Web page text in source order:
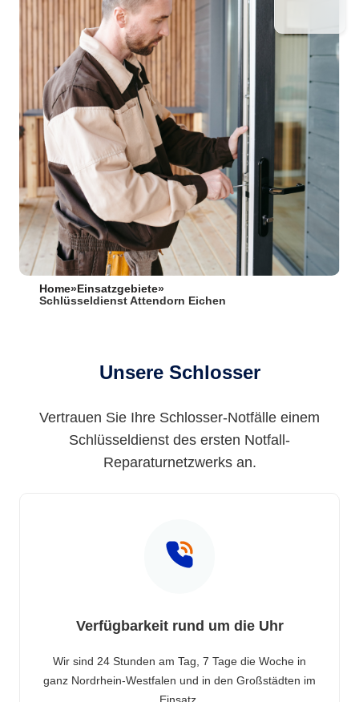
Home» Einsatzgebiete»
Schlüsseldienst Attendorn Eichen
Unsere Schlosser
Vertrauen Sie Ihre Schlosser-Notfälle einem
Schlüsseldienst des ersten Notfall-
Reparaturnetzwerks an.
Verfügbarkeit rund um die Uhr
Wir sind 24 Stunden am Tag, 7 Tage die Woche in
ganz Nordrhein-Westfalen und in den Großstädten im